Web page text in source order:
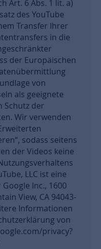
Art. 6 Abs. 1 lit. a)
des YouTube
Transfer Ihrer
in die
der Europäischen
von
als geeignete
Schutz der
Wir verwenden
sodass seitens
der Videos keine
LLC ist eine
Inc., 1600
View, CA 94043-
Informationen
von
privacy?